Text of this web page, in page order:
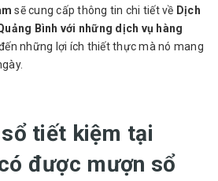
sẽ cung cấp thông tin chi tiết về Dịch
Bình với những dịch vụ hàng
những lợi ích thiết thực mà nó mang
tiết kiệm tại
được mượn sổ